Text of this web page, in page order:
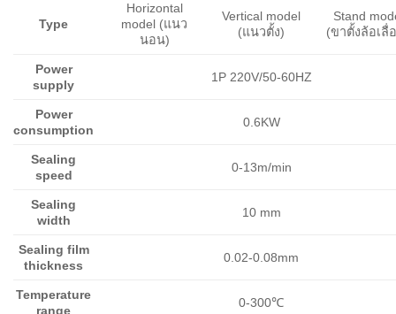
Type
Horizontal
model (แนว
นอน)
Vertical model
(แนวตั้ง)
Stand
(ขาตั้งล้อเลื่
Power
supply
1P 220V/50-60HZ
Power
consumption
0.6KW
Sealing
speed
0-13m/min
Sealing
width
10 mm
Sealing film
thickness
0.02-0.08mm
Temperature
range
0-300℃